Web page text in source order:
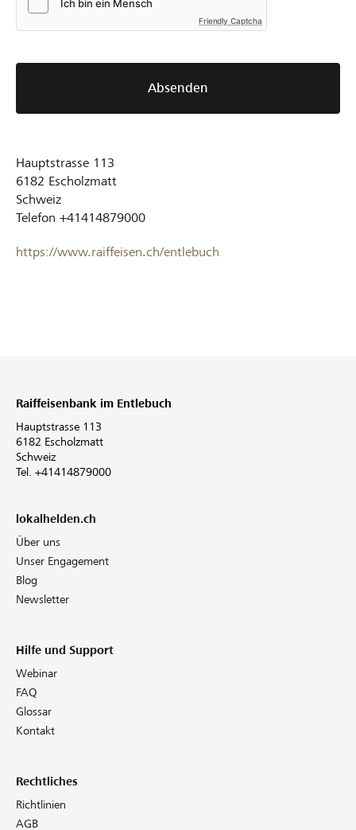
Friendly Captcha
Absenden
Hauptstrasse 113
6182 Escholzmatt
Schweiz
Telefon +41414879000
https://www.raiffeisen.ch/entlebuch
Raiffeisenbank im Entlebuch
Hauptstrasse 113
6182 Escholzmatt
Schweiz
Tel. +41414879000
lokalhelden.ch
Über uns
Unser Engagement
Blog
Newsletter
Hilfe und Support
Webinar
FAQ
Glossar
Kontakt
Rechtliches
Richtlinien
AGB